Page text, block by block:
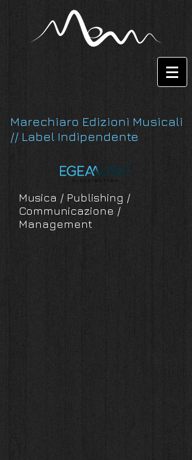
Marechiaro Edizioni Musicali
// Label Indipendente
Musica / Publishing /
Communicazione /
Management